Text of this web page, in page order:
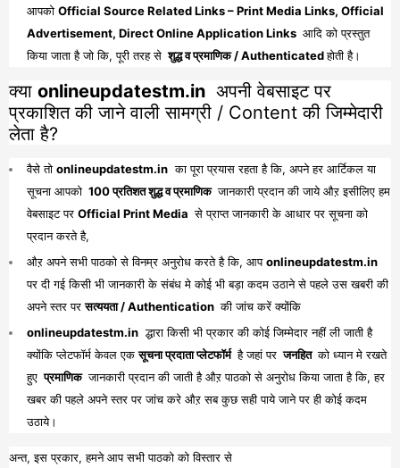
आपको Official Source Related Links – Print Media Links, Official
Advertisement, Direct Online Application Links आदि को प्रस्तुत
किया जाता है जो कि, पूरी तरह से शुद्ध व प्रमाणिक / Authenticatedहोती है।
क्या onlineupdatestm.in अपनी वेबसाइट पर
प्रकाशित की जाने वाली सामग्री / Content की जिम्मेदारी
लेता है?
वैसे तो onlineupdatestm.in का पूरा प्रयास रहता है कि, अपने हर आर्टिकल या
सूचना आपको 100 प्रतिशत शुद्ध व प्रमाणिक जानकारी प्रदान की जाये औऱ इसीलिए हम
वेबसाइट पर Official Print Media से प्राप्त जानकारी के आधार पर सूचना को
प्रदान करते है,
औऱ अपने सभी पाठको से विनम्र अनुरोध करते है कि, आपonlineupdatestm.in
पर दी गई किसी भी जानकारी के संबंध मे कोई भी बड़ा कदम उठाने से पहले उस खबरी की
अपने स्तर परसत्ययता / Authentication की जांच करें क्योंकि
onlineupdatestm.in द्धारा किसी भी प्रकार की कोई जिम्मेदार नहीं ली जाती है
क्योंकि प्लेटफॉर्म केवल एकसूचना प्रदाता प्लेटफॉर्म है जहां पर जनहित को ध्यान मे रखते
हुए प्रमाणिक जानकारी प्रदान की जाती है औऱ पाठको से अनुरोध किया जाता है कि, हर
खबर की पहले अपने स्तर पर जांच करे औऱ सब कुछ सही पाये जाने पर ही कोई कदम
उठाये।
अन्त, इस प्रकार, हमने आप सभी पाठको को विस्तार से